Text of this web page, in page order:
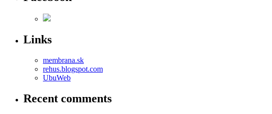
Links
membrana.sk
rehus.blogspot.com
UbuWeb
Recent comments